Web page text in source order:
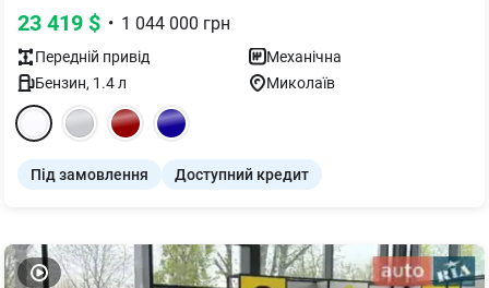
23 419 $ • 1 044 000 грн
Передній привід
Механічна
Бензин, 1.4л Миколаїв
Під замовлення Доступний кредит